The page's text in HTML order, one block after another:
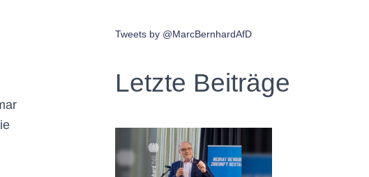
Tweets by @MarcBernhardAfD
Letzte Beiträge